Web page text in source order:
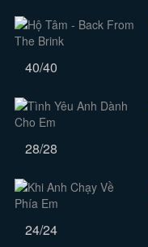
40/40
28/28
24/24